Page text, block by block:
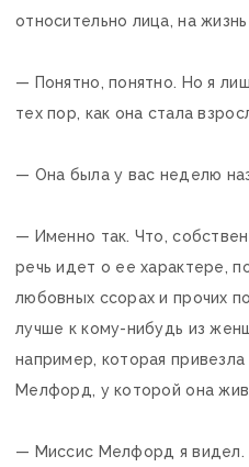
относительно лица, на
— Понятно, понятно. Но я
тех пор, как она стала
— Она была у вас неделю
— Именно так. Что,
речь идет о ее характере,
любовных ссорах и прочих
лучше к кому-нибудь из
например, которая
Мелфорд, у которой она
— Миссис Мелфорд я видел.